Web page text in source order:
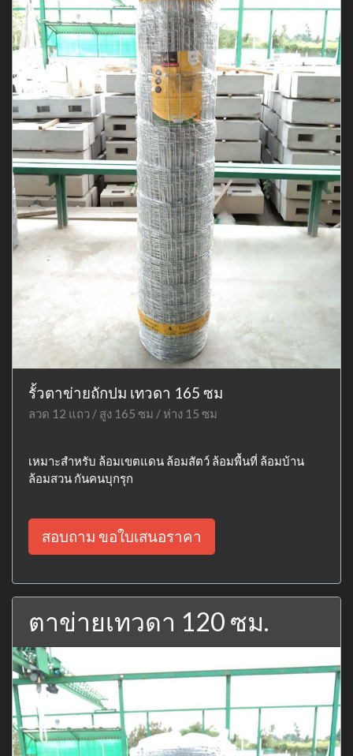
รั้วตาข่ายถักปม เทวดา 165 ซม
ลวด 12 แถว / สูง 165 ซม / ห่าง 15 ซม
เหมาะสำหรับ ล้อมเขตแดน ล้อมสัตว์ ล้อมพื้นที่ ล้อมบ้าน
ล้อมสวน กันคนบุกรุก
สอบถาม ขอใบเสนอราคา
ตาข่ายเทวดา 120 ซม.